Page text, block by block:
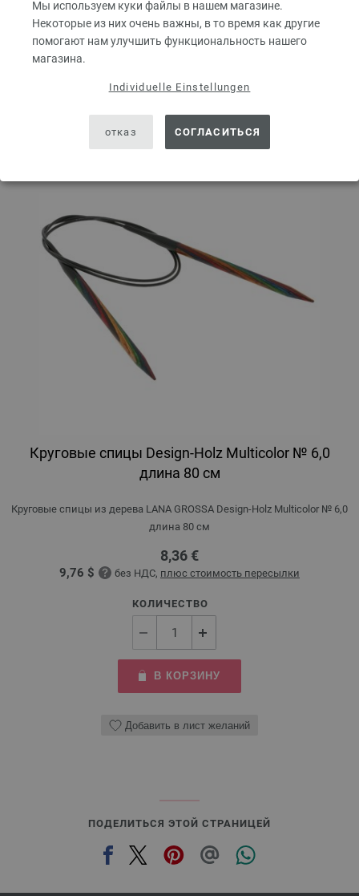
Мы используем куки файлы в нашем магазине.
Некоторые из них очень важны, в то время как другие
помогают нам улучшить функциональность нашего
магазина.
Individuelle Einstellungen
отказ СОГЛАСИТЬСЯ
В КОРЗИНУ
Круговые спицы Design-Holz Multicolor № 6,0
длина 80 см
Круговые спицы из дерева LANA GROSSA Design-Holz Multicolor № 6,0
длина 80 см
8,36 €
9,76 $ без НДС, плюс стоимость пересылки
КОЛИЧЕСТВО
В КОРЗИНУ
Добавить в лист желаний
ПОДЕЛИТЬСЯ ЭТОЙ СТРАНИЦЕЙ